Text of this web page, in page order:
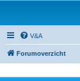
V&A
Forumoverzicht